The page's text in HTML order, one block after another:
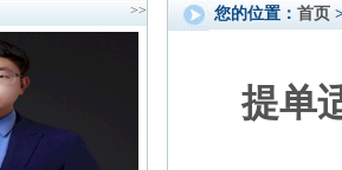
>> 您的位置： 首页
提单